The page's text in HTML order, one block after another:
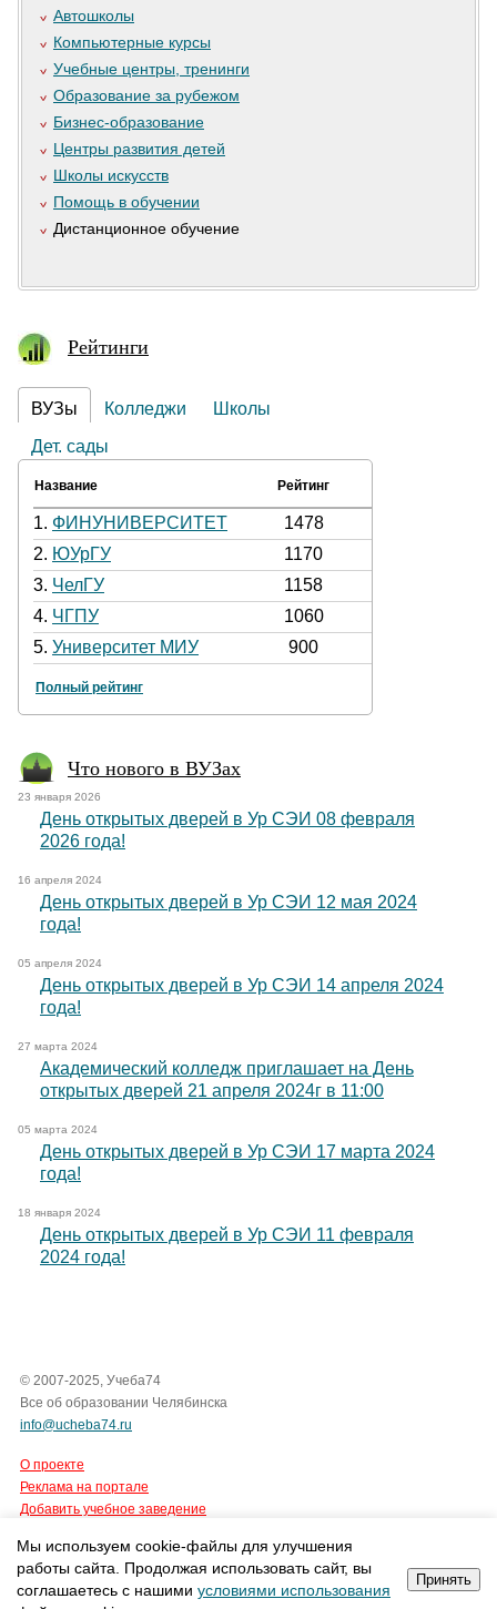
Автошколы
Компьютерные курсы
Учебные центры, тренинги
Образование за рубежом
Бизнес-образование
Центры развития детей
Школы искусств
Помощь в обучении
Дистанционное обучение
Рейтинги
ВУЗы Колледжи
Школы
Дет. сады
Название Рейтинг
1. ФИНУНИВЕРСИТЕТ
1478
2. ЮУрГУ
1170
3. ЧелГУ
1158
4. ЧГПУ
1060
5. Университет МИУ 900
Полный рейтинг
Что нового в ВУЗах
23 января 2026
День открытых дверей в Ур СЭИ 08 февраля
2026 года!
16 апреля 2024
День открытых дверей в Ур СЭИ 12 мая 2024
года!
05 апреля 2024
День открытых дверей в Ур СЭИ 14 апреля 2024
года!
27 марта 2024
Академический колледж приглашает на День
открытых дверей 21 апреля 2024г в 11:00
05 марта 2024
День открытых дверей в Ур СЭИ 17 марта 2024
года!
18 января 2024
День открытых дверей в Ур СЭИ 11 февраля
2024 года!
© 2007-2025, Учеба74
Все об образовании Челябинска
info@ucheba74.ru
О проекте
Реклама на портале
Добавить учебное заведение
Все права защищены.
Интернет-агентство Tian Group
cоздание сайтов, продвижение сайтов
Мы используем cookie-файлы для улучшения
работы сайта. Продолжая использовать сайт, вы
соглашаетесь с нашими условиями использования
Принять